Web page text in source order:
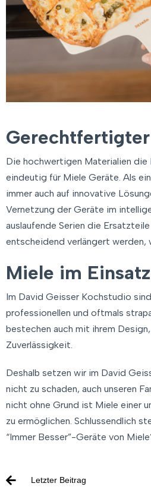
Die hochwertigen Materialien
eindeutig für Miele Geräte. Als
immer auch auf innovative
Vernetzung der Geräte im
auslaufende Serien die
entscheidend verlängert
Miele im Einsatz
Im David Geisser Kochstudio
professionellen und oftmals
bestechen auch mit ihrem
Zuverlässigkeit.
Deshalb setzen wir im David
nicht zu schaden, auch unseren
nicht ohne Grund ist Miele einer
zu ermöglichen. Schlussendlich
“Immer Besser”-Geräte von
Letzter Beitrag